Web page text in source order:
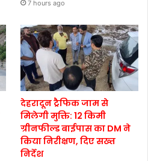
7 hours ago
देहरादून ट्रैफिक जाम से
मिलेगी मुक्ति: 12 किमी
ग्रीनफील्ड बाईपास का DM ने
किया निरीक्षण, दिए सख्त
निर्देश